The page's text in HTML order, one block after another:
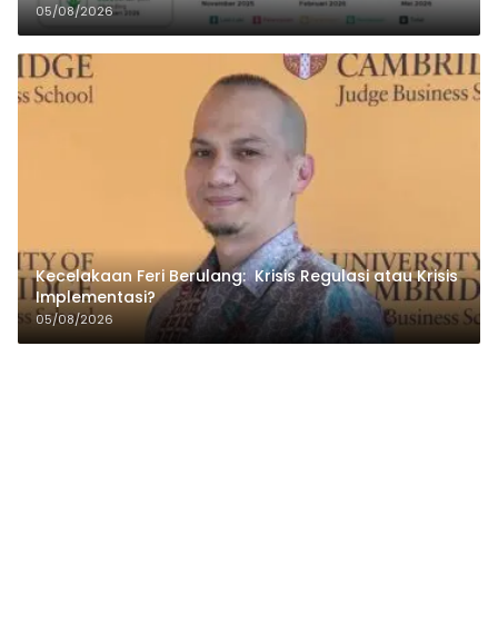
05/08/2026
Kecelakaan Feri Berulang: Krisis Regulasi atau Krisis
Implementasi?
05/08/2026